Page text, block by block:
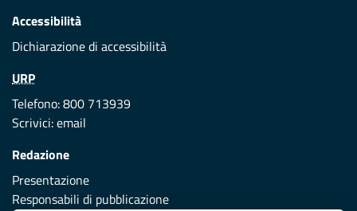
Accessibilità
Dichiarazione di accessibilità
URP
Telefono: 800 713939
Scrivici:email
Redazione
Presentazione
Responsabili di pubblicazione